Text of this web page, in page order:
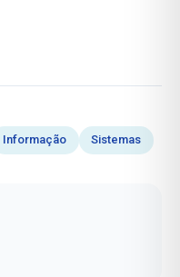
Informação Sistemas